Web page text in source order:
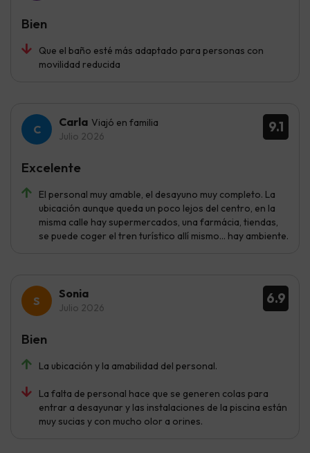
Que el baño esté más adaptado para personas con
movilidad reducida
Bien
9.1
Carla Viajó en familia
Julio 2026
El personal muy amable, el desayuno muy completo. La
ubicación aunque queda un poco lejos del centro, en la
misma calle hay supermercados, una farmácia, tiendas,
se puede coger el tren turístico allí mismo... hay ambiente.
Excelente
6.9
Sonia
Julio 2026
La ubicación y la amabilidad del personal.
La falta de personal hace que se generen colas para
entrar a desayunar y las instalaciones de la piscina están
muy sucias y con mucho olor a orines.
Bien